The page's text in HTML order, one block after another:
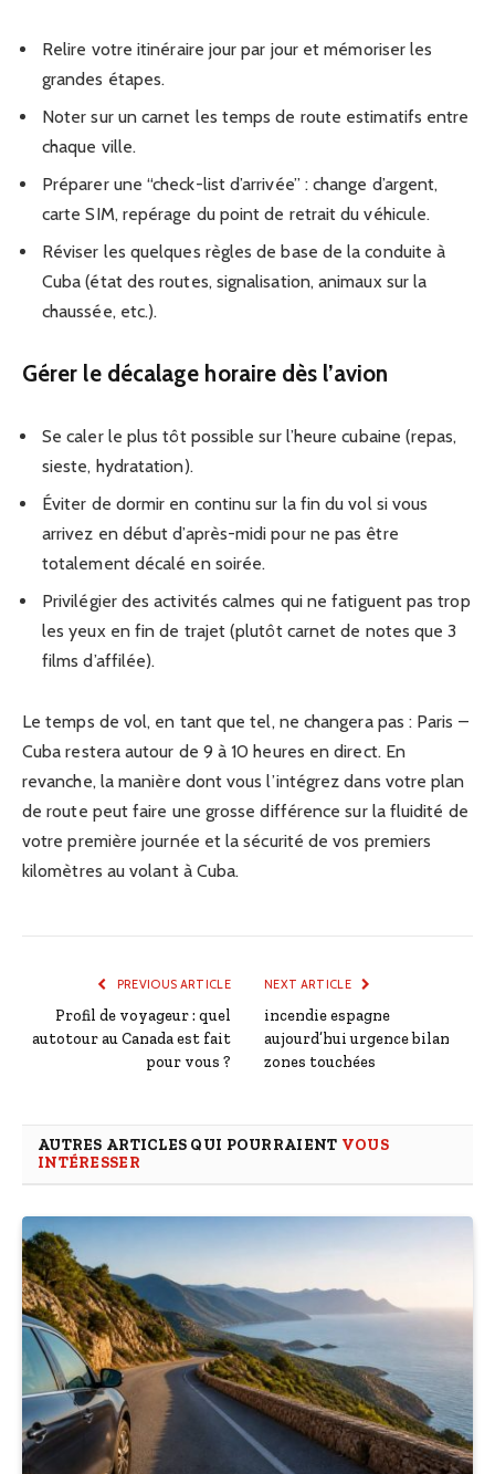
Relire votre itinéraire jour par jour et mémoriser les
grandes étapes.
Noter sur un carnet les temps de route estimatifs entre
chaque ville.
Préparer une “check-list d’arrivée” : change d’argent,
carte SIM, repérage du point de retrait du véhicule.
Réviser les quelques règles de base de la conduite à
Cuba (état des routes, signalisation, animaux sur la
chaussée, etc.).
Gérer le décalage horaire dès l’avion
Se caler le plus tôt possible sur l’heure cubaine (repas,
sieste, hydratation).
Éviter de dormir en continu sur la fin du vol si vous
arrivez en début d’après-midi pour ne pas être
totalement décalé en soirée.
Privilégier des activités calmes qui ne fatiguent pas trop
les yeux en fin de trajet (plutôt carnet de notes que 3
films d’affilée).
Le temps de vol, en tant que tel, ne changera pas : Paris –
Cuba restera autour de 9 à 10 heures en direct. En
revanche, la manière dont vous l’intégrez dans votre plan
de route peut faire une grosse différence sur la fluidité de
votre première journée et la sécurité de vos premiers
kilomètres au volant à Cuba.
PREVIOUS ARTICLE
Profil de voyageur : quel
autotour au Canada est fait
pour vous ?
NEXT ARTICLE
incendie espagne
aujourd’hui urgence bilan
zones touchées
AUTRES ARTICLES QUI POURRAIENT VOUS
INTÉRESSER